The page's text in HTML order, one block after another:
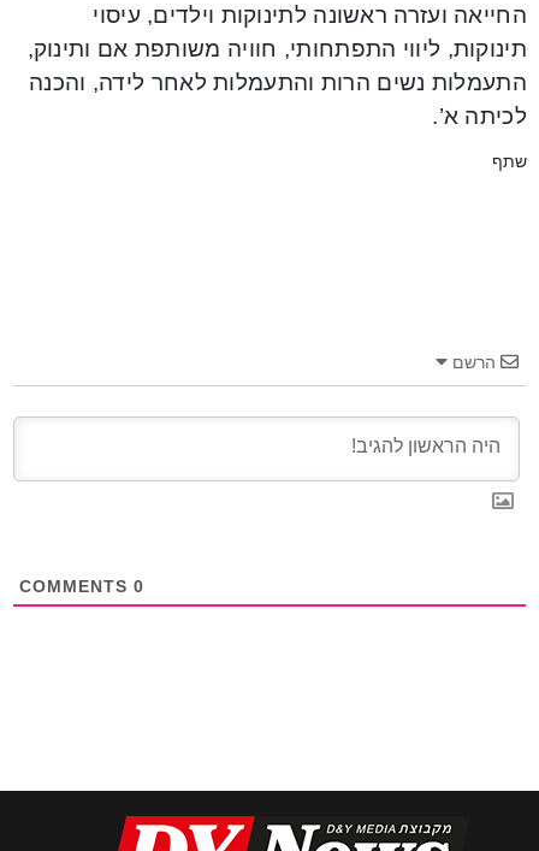
החייאה ועזרה ראשונה לתינוקות וילדים, עיסוי
תינוקות, ליווי התפתחותי, חוויה משותפת אם ותינוק,
התעמלות נשים הרות והתעמלות לאחר לידה, והכנה
לכיתה א’.
שתף
הרשם
0